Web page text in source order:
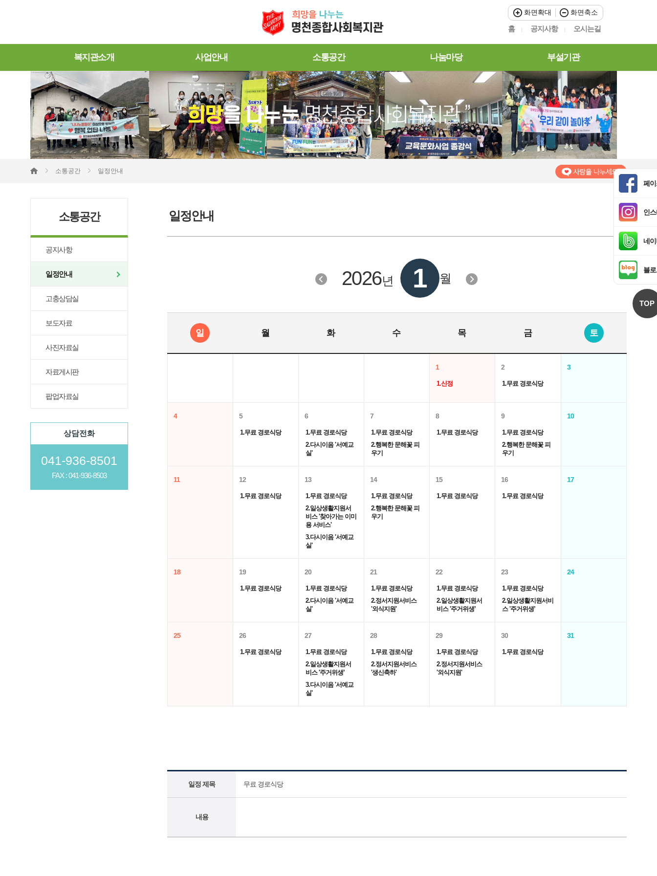
화면확대 화면축소
홈 공지사항 오시는길
복지관소개 사업안내 소통공간 나눔마당 부설기관
페
인
네
블
TOP
소통공간 일정안내
소통공간
공지사항
일정안내
고충상담실
보도자료
사진자료실
자료게시판
팝업자료실
상담전화
041-936-8501
FAX : 041-936-8503
일정안내
2026년 1 월
일 월 화 수 목 금 토
1
1.신정
2
1.무료 경로식당
3
4 5
1.무료 경로식당
6
1.무료 경로식당
2.다시이음 '서예교
실'
7
1.무료 경로식당
2.행복한 문해꽃 피
우기
8
1.무료 경로식당
9
1.무료 경로식당
2.행복한 문해꽃 피
우기
10
11 12
1.무료 경로식당
13
1.무료 경로식당
2.일상생활지원서
비스 '찾아가는 이미
용 서비스'
3.다시이음 '서예교
실'
14
1.무료 경로식당
2.행복한 문해꽃 피
우기
15
1.무료 경로식당
16
1.무료 경로식당
17
18 19
1.무료 경로식당
20
1.무료 경로식당
2.다시이음 '서예교
실'
21
1.무료 경로식당
2.정서지원서비스
'외식지원'
22
1.무료 경로식당
2.일상생활지원서
비스 '주거위생’
23
1.무료 경로식당
2.일상생활지원서비
스 '주거위생’
24
25 26
1.무료 경로식당
27
1.무료 경로식당
2.일상생활지원서
비스 '주거위생’
3.다시이음 '서예교
실'
28
1.무료 경로식당
2.정서지원서비스
'생신축하'
29
1.무료 경로식당
2.정서지원서비스
'외식지원'
30
1.무료 경로식당
31
일정 제목 무료 경로식당
내용